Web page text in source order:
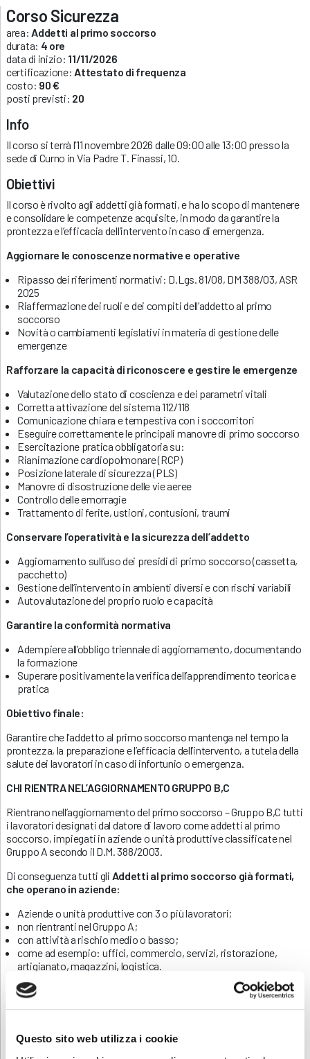
Questo sito web utilizza i cookie
Corso Sicurezza
area: Addetti al primo soccorso
durata: 4 ore
data di inizio: 11/11/2026
certificazione: Attestato di frequenza
costo: 90 €
posti previsti: 20
Info
Il corso si terrà l’11 novembre 2026 dalle 09:00 alle 13:00 presso la
sede di Curno in Via Padre T. Finassi, 10.
Obiettivi
Il corso è rivolto agli addetti già formati, e ha lo scopo di mantenere
e consolidare le competenze acquisite, in modo da garantire la
prontezza e l’efficacia dell’intervento in caso di emergenza.
Aggiornare le conoscenze normative e operative
Ripasso dei riferimenti normativi: D.Lgs. 81/08, DM 388/03, ASR
2025
Riaffermazione dei ruoli e dei compiti dell’addetto al primo
soccorso
Novità o cambiamenti legislativi in materia di gestione delle
emergenze
Rafforzare la capacità di riconoscere e gestire le emergenze
Valutazione dello stato di coscienza e dei parametri vitali
Corretta attivazione del sistema 112/118
Comunicazione chiara e tempestiva con i soccorritori
Eseguire correttamente le principali manovre di primo soccorso
Esercitazione pratica obbligatoria su:
Rianimazione cardiopolmonare (RCP)
Posizione laterale di sicurezza (PLS)
Manovre di disostruzione delle vie aeree
Controllo delle emorragie
Trattamento di ferite, ustioni, contusioni, traumi
Conservare l’operatività e la sicurezza dell’addetto
Aggiornamento sull’uso dei presidi di primo soccorso (cassetta,
pacchetto)
Gestione dell’intervento in ambienti diversi e con rischi variabili
Autovalutazione del proprio ruolo e capacità
Garantire la conformità normativa
Adempiere all’obbligo triennale di aggiornamento, documentando
la formazione
Superare positivamente la verifica dell’apprendimento teorica e
pratica
Obiettivo finale:
Garantire che l’addetto al primo soccorso mantenga nel tempo la
prontezza, la preparazione e l’efficacia dell’intervento, a tutela della
salute dei lavoratori in caso di infortunio o emergenza.
CHI RIENTRA NEL’AGGIORNAMENTO GRUPPO B,C
Rientrano nell’aggiornamento del primo soccorso – Gruppo B,C tutti
i lavoratori designati dal datore di lavoro come addetti al primo
soccorso, impiegati in aziende o unità produttive classificate nel
Gruppo A secondo il D.M. 388/2003.
Di conseguenza tutti gli Addetti al primo soccorso già formati,
che operano in aziende:
Aziende o unità produttive con 3 o più lavoratori;
non rientranti nel Gruppo A;
con attività a rischio medio o basso;
come ad esempio: uffici, commercio, servizi, ristorazione,
artigianato, magazzini, logistica.
Aziende o unità produttive: con fino a 3 lavoratori;
attività a basso rischio infortunistico;
Aggiornamento obbligatorio ogni 3 anni della durata di